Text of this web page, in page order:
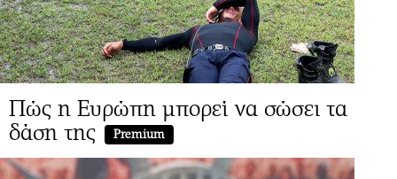
Πώς η Ευρώπη μπορεί να σώσει τα
δάση της
Premium